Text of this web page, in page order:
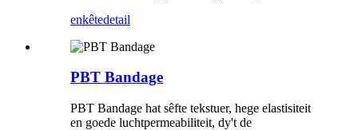
enkêtedetail
PBT Bandage
PBT Bandage hat sêfte tekstuer, hege elastisiteit
en goede luchtpermeabiliteit, dy't de